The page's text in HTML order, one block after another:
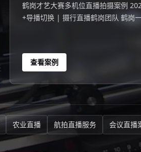
鹤岗才艺大赛多机位直播拍摄案例
+导播切换 | 摄行直播鹤岗团队 鹤岗
查看案例
农业直播 航拍直播服务 会议直播